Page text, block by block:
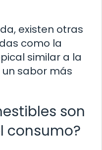
existen otras
como la
similar a la
sabor más
son
consumo?